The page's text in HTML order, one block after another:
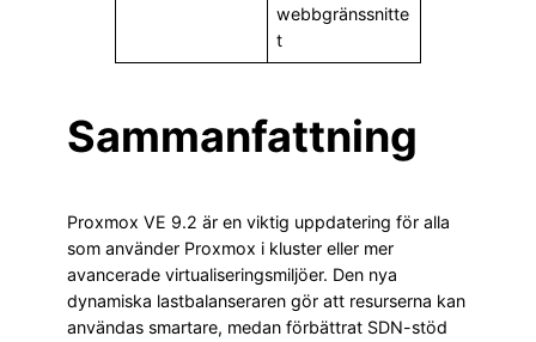
webbgränssnitte
t
Sammanfattning
Proxmox VE 9.2 är en viktig uppdatering för alla
som använder Proxmox i kluster eller mer
avancerade virtualiseringsmiljöer. Den nya
dynamiska lastbalanseraren gör att resurserna kan
användas smartare, medan förbättrat SDN-stöd